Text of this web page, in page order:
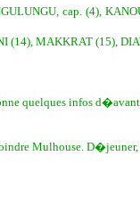
cap. (4),
(14), MAKKRAT (15),
quelques infos
Mulhouse.